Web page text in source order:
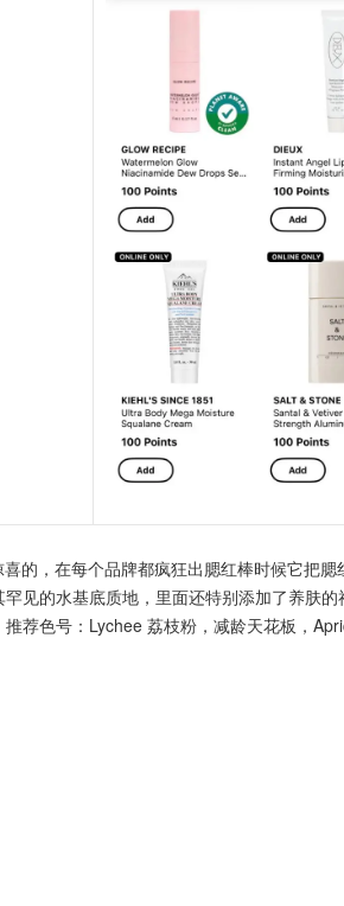
的，在每个品牌都疯狂出腮红棒时候它把腮
见的水基底质地，里面还特别添加了养肤的
荐色号：Lychee 荔枝粉，减龄天花板，